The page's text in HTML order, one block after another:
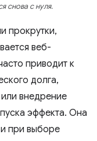
снова с нуля.
прокрутки,
веб-
приводит к
долга,
внедрение
эффекта. Она
при выборе